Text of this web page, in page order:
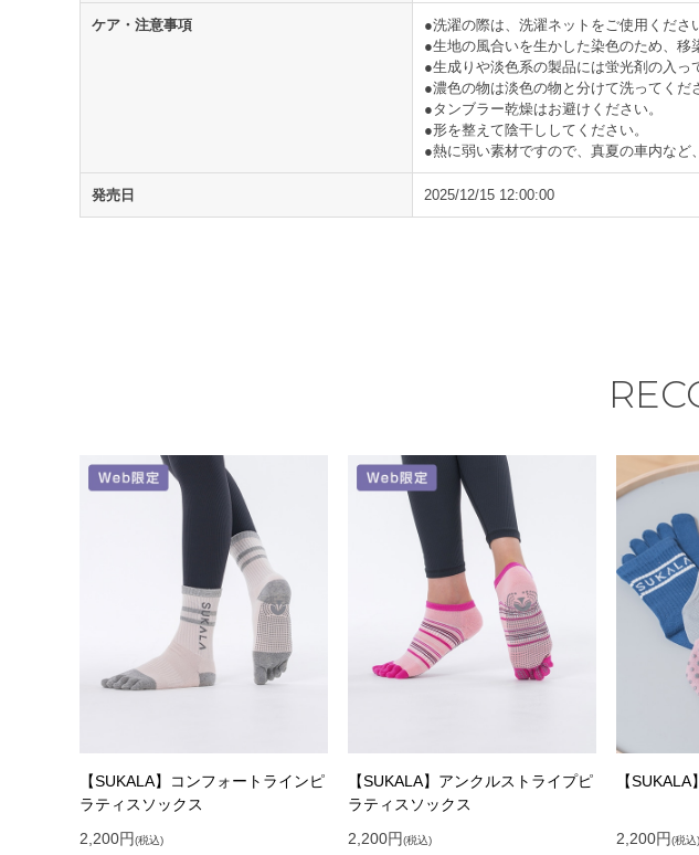
ケア・注意事項
●洗濯の際は、洗濯ネットをご使用くださ
●生地の風合いを生かした染色のため、移
●生成りや淡色系の製品には蛍光剤の入っ
●濃色の物は淡色の物と分けて洗ってくだ
●タンブラー乾燥はお避けください。
●形を整えて陰干ししてください。
●熱に弱い素材ですので、真夏の車内など
発売日 2025/12/15 12:00:00
【SUKALA】コンフォートラインピ
ラティスソックス
2,200円(税込)
【SUKALA】アンクルストライプピ
ラティスソックス
2,200円(税込)
【
2,200円(税込)